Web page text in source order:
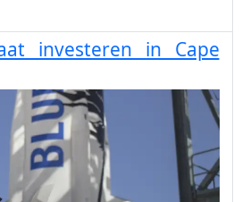
investeren in Cape